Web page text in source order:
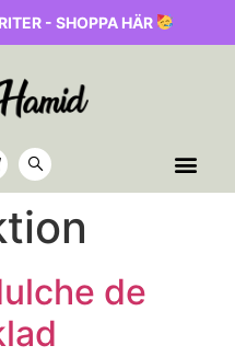
- SHOPPA HÄR
de